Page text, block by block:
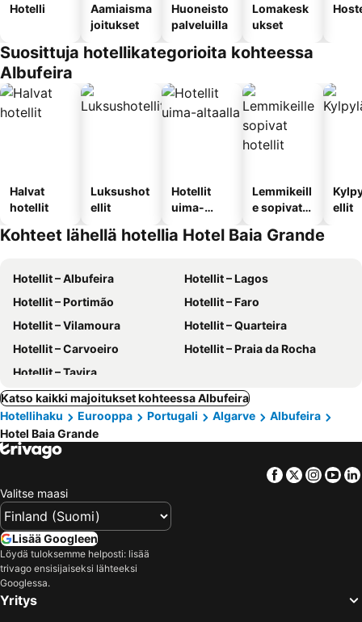
Hotelli
Aamiaisma
joitukset
Huoneisto
palveluilla
Lomakesk
ukset
Suosittuja hotellikategorioita kohteessa
Albufeira
Halvat
hotellit
Luksushot
ellit
Hotellit
uima-
Lemmikeill
e sopivat
ellit
Kohteet lähellä hotellia Hotel Baia Grande
Hotellit – Albufeira
Hotellit – Lagos
Hotellit – Portimão
Hotellit – Faro
Hotellit – Vilamoura
Hotellit – Quarteira
Hotellit – Carvoeiro
Hotellit – Praia da Rocha
Hotellit – Tavira
Katso kaikki majoitukset kohteessa Albufeira
Hotellihaku
Eurooppa Portugali Algarve
Albufeira
Hotel Baia Grande
Facebook
Twitter
Valitse maasi
Lisää Googleen
Löydä tuloksemme helposti: lisää
trivago ensisijaiseksi lähteeksi
Googlessa.
Yritys